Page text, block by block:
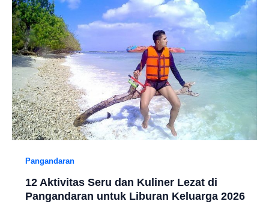
Pangandaran
12 Aktivitas Seru dan Kuliner Lezat di
Pangandaran untuk Liburan Keluarga 2026